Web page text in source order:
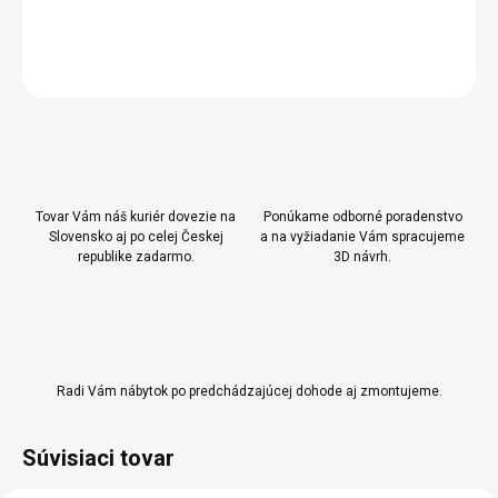
Tovar Vám náš kuriér dovezie na
Slovensko aj po celej Českej
republike zadarmo.
Ponúkame odborné poradenstvo
a na vyžiadanie Vám spracujeme
3D návrh.
Radi Vám nábytok po predchádzajúcej dohode aj zmontujeme.
Súvisiaci tovar